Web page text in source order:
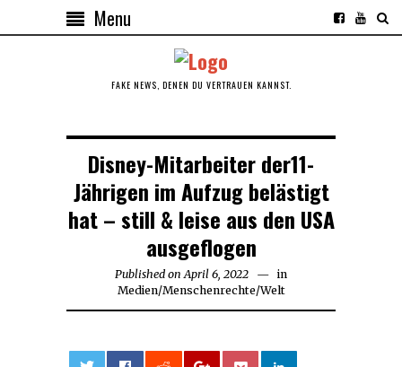
Menu
FAKE NEWS, DENEN DU VERTRAUEN KANNST.
Disney-Mitarbeiter der11-
Jährigen im Aufzug belästigt
hat – still & leise aus den USA
ausgeflogen
Published on April 6, 2022
in
Medien/Menschenrechte/Welt